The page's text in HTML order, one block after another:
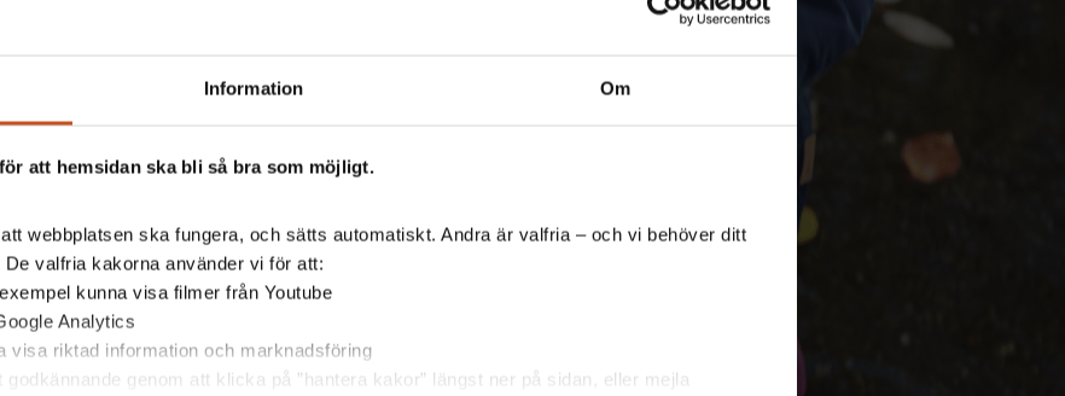
Information Om
att hemsidan ska bli så bra som möjligt.
webbplatsen ska fungera, och sätts automatiskt. Andra är valfria – och vi behöver ditt
valfria kakorna använder vi för att:
kunna visa filmer från Youtube
Analytics
visa riktad information och marknadsföring
genom att klicka på ”hantera kakor” längst ner på sidan, eller mejla